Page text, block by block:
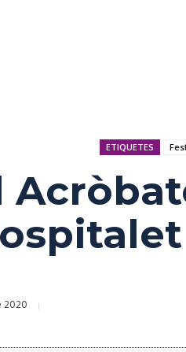
ETIQUETES
2020